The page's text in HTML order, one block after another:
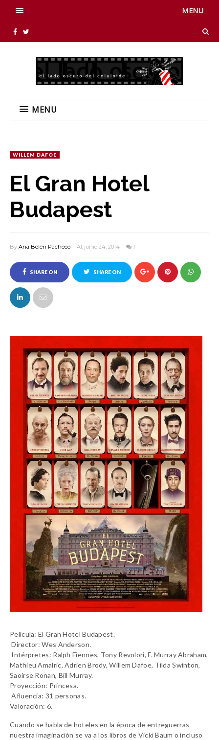
MENU
MENU
WILLEM DAFOE
El Gran Hotel
Budapest
By Ana Belén Pacheco At junio 24, 2014 1
SHARE ON
FACEBOOK
SHARE ON
Película: El Gran Hotel Budapest.
Director: Wes Anderson.
Intérpretes: Ralph Fiennes, Tony Revolori, F. Murray Abraham,
Mathieu Amalric, Adrien Brody, Willem Dafoe, Tilda Swinton,
Saoirse Ronan, Bill Murray.
Proyección: Princesa.
Afluencia: 31 personas.
Valoración: 6.
Cuando se habla de hoteles en la época de entreguerras
nuestra imaginación se va a los libros de Vicki Baum o incluso